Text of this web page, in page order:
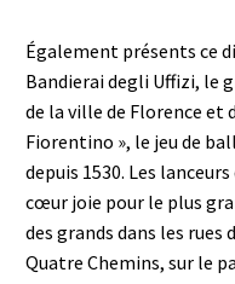
Également présents ce
Bandierai degli Uffizi, le
de la ville de Florence et
Fiorentino », le jeu de
depuis 1530. Les
cœur joie pour le plus
des grands dans les rues
Quatre Chemins, sur le